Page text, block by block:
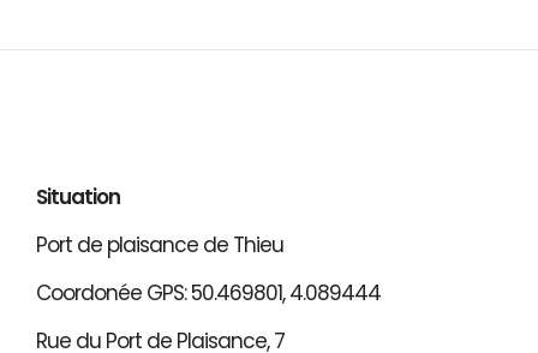
Situation
Port de plaisance de Thieu
Coordonée GPS: 50.469801, 4.089444
Rue du Port de Plaisance, 7